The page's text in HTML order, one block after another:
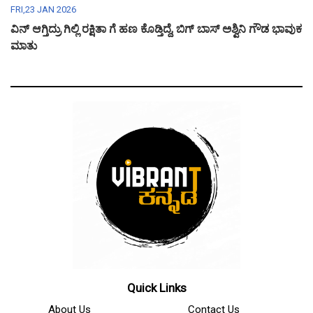
FRI,23 JAN 2026
ವಿನ್ ಆಗ್ತಿದ್ರು ಗಿಲ್ಲಿ ರಕ್ಷಿತಾ ಗೆ ಹಣ ಕೊಡ್ತಿದ್ದೆ, ಬಿಗ್ ಬಾಸ್ ಅಶ್ವಿನಿ ಗೌಡ ಭಾವುಕ
ಮಾತು
Quick Links
About Us Contact Us